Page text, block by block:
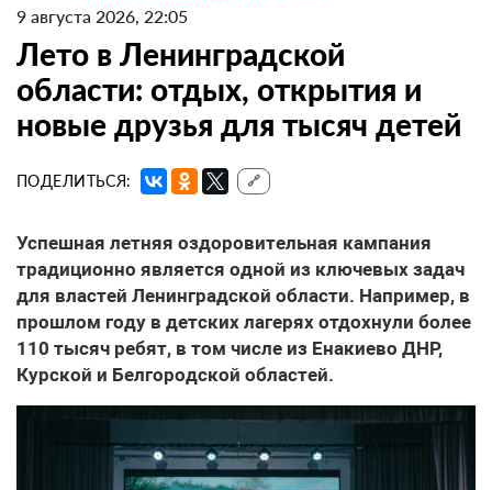
9 августа 2026, 22:05
Лето в Ленинградской
области: отдых, открытия и
новые друзья для тысяч детей
ПОДЕЛИТЬСЯ: 🔗
Успешная летняя оздоровительная кампания
традиционно является одной из ключевых задач
для властей Ленинградской области. Например, в
прошлом году в детских лагерях отдохнули более
110 тысяч ребят, в том числе из Енакиево ДНР,
Курской и Белгородской областей.